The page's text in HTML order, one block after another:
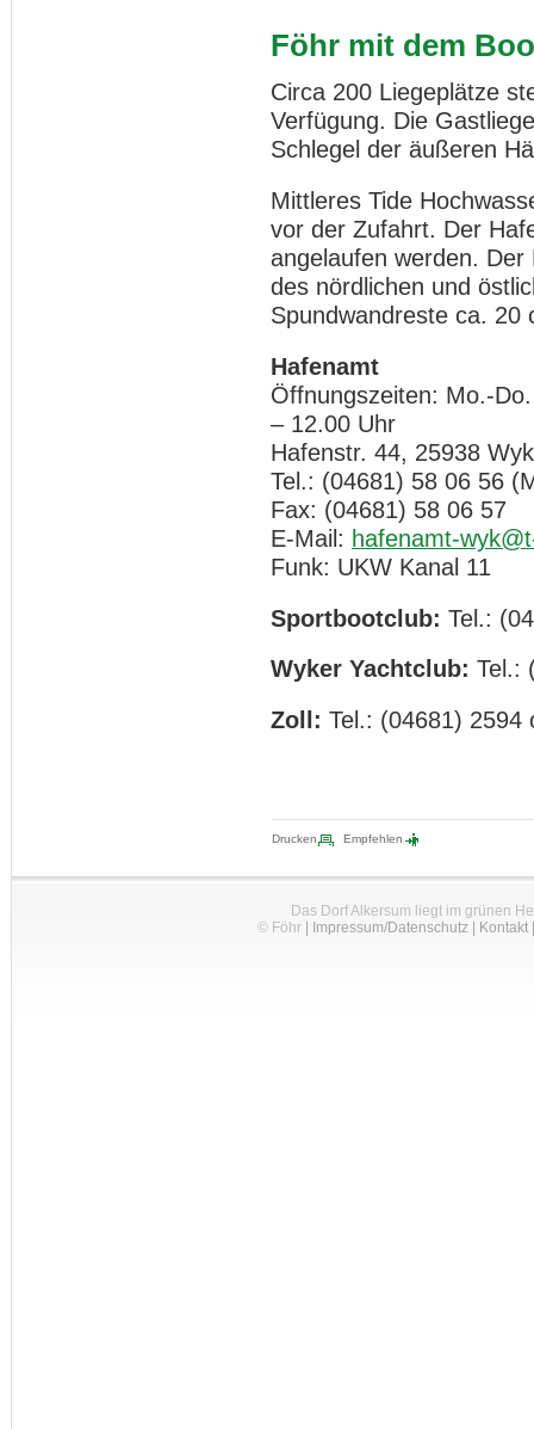
Föhr mit dem
Circa 200 Liegeplätze
Verfügung. Die
Schlegel der äußeren
Mittleres Tide
vor der Zufahrt. Der
angelaufen werden.
des nördlichen und
Spundwandreste ca. 20
Hafenamt
Öffnungszeiten: Mo.-
– 12.00 Uhr
Hafenstr. 44, 25938
Tel.: (04681) 58 06 56
Fax: (04681) 58 06 57
E-Mail: hafenamt-
Funk: UKW Kanal 11
Sportbootclub: Tel.:
Wyker Yachtclub: Tel.:
Zoll: Tel.: (04681) 2594
Drucken Empfehlen
Das Dorf Alkersum liegt im grünen
© Föhr| Impressum/Datenschutz| Kontakt